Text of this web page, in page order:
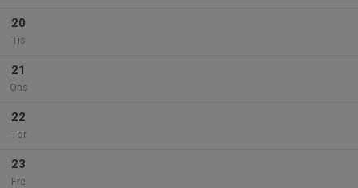
20
Tis
21
Ons
22
Tor
23
Fre